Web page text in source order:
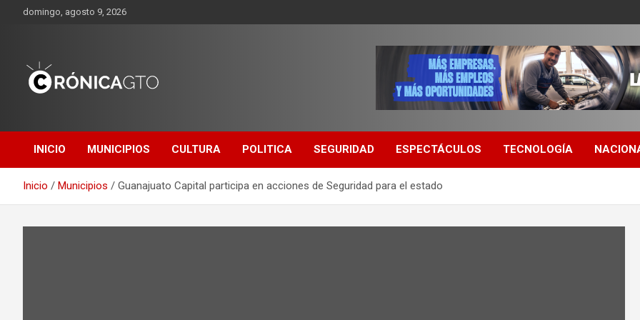
domingo, agosto 9, 2026
GUANAJUATO
INICIO MUNICIPIOS CULTURA POLITICA SEGURIDAD ESPECTÁCULOS TECNOLOGÍA
Inicio Municipios Guanajuato Capital participa en acciones de Seguridad para el estado